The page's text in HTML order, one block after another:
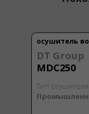
осушитель
DT Group
MDC250
Тип осушителя: